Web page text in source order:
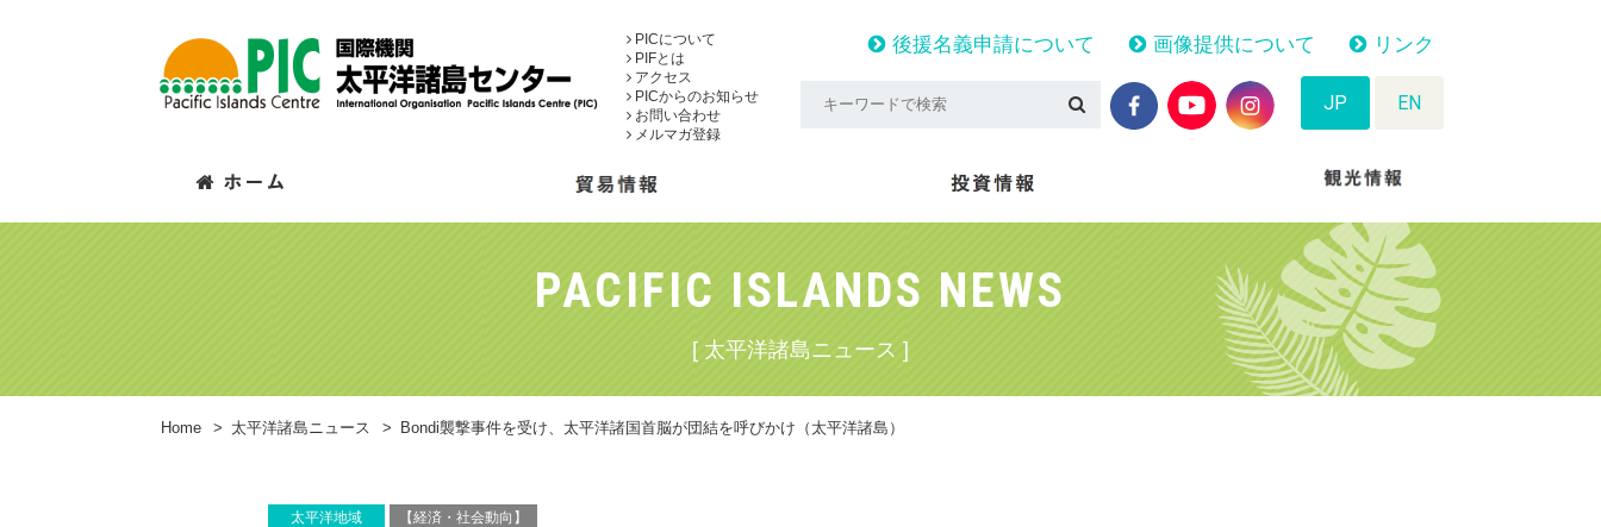
PICについて
PIFとは
アクセス
PICからのお知らせ
お問い合わせ
メルマガ登録
後援名義申請について 画像提供について リンク
JP EN
PACIFIC ISLANDS NEWS
[ 太平洋諸島ニュース ]
Home > 太平洋諸島ニュース > Bondi襲撃事件を受け、太平洋諸国首脳が団結を呼びかけ（太平洋諸島）
太平洋地域 【経済・社会動向】